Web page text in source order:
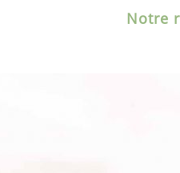
Notre